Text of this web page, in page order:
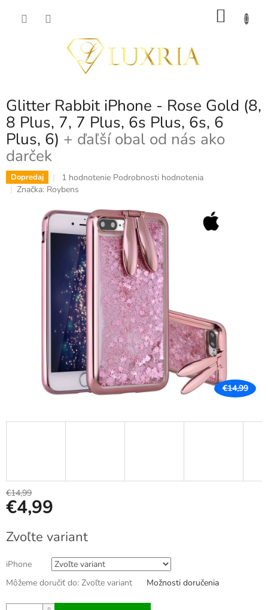
Glitter Rabbit iPhone - Rose Gold (8,
8 Plus, 7, 7 Plus, 6s Plus, 6s, 6
Plus, 6) + ďaľší obal od nás ako
darček
Dopredaj
Priemerné
hodnotenie
je
5,0
z
hviezdičiek.
1 hodnotenie Podrobnosti hodnotenia
Značka: Roybens
€14,99
€14,99
€4,99
cena:
Zvoľte variant
iPhone
Môžeme doručiť do: Zvoľte variant Možnosti doručenia